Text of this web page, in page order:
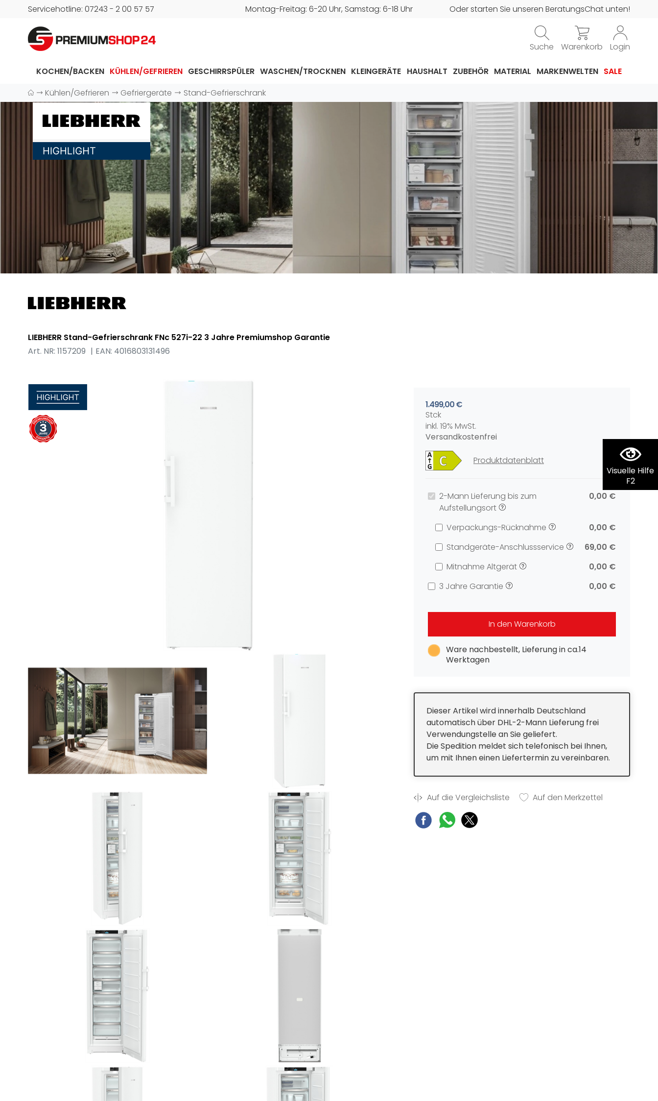
Visuelle Hilfe
F2
Servicehotline: 07243 - 2 00 57 57 Montag-Freitag: 6-20 Uhr, Samstag: 6-18 Uhr Oder starten Sie unseren BeratungsChat unten!
Suche Warenkorb Login
KOCHEN/BACKEN KÜHLEN/GEFRIEREN GESCHIRRSPÜLER WASCHEN/TROCKNEN KLEINGERÄTE HAUSHALT ZUBEHÖR MATERIAL MARKENWELTEN SALE
Kühlen/Gefrieren
Gefriergeräte Stand-Gefrierschrank
LIEBHERR Stand-Gefrierschrank FNc 527i-22 3 Jahre Premiumshop Garantie
Art. NR: 1157209
EAN: 4016803131496
1.499,00 €
Stck
inkl. 19% MwSt.
Versandkostenfrei
Produktdatenblatt
Ware nachbestellt, Lieferung in ca.14
Werktagen
2-Mann Lieferung bis zum
Aufstellungsort
0,00 €
Verpackungs-Rücknahme
0,00 €
Standgeräte-Anschlussservice
69,00 €
Mitnahme Altgerät
0,00 €
3 Jahre Garantie
0,00 €
In den Warenkorb
Dieser Artikel wird innerhalb Deutschland
automatisch über DHL-2-Mann Lieferung frei
Verwendungstelle an Sie geliefert.
Die Spedition meldet sich telefonisch bei Ihnen,
um mit Ihnen einen Liefertermin zu vereinbaren.
Auf die Vergleichsliste Auf den Merkzettel